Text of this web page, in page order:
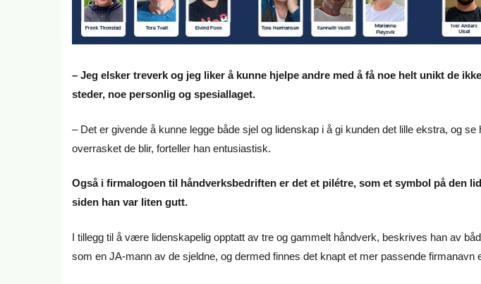
– Jeg elsker treverk og jeg liker å kunne hjelpe andre med å få noe helt unikt de
steder, noe personlig og spesiallaget.
– Det er givende å kunne legge både sjel og lidenskap i å gi kunden det lille ekstra, og se
overrasket de blir, forteller han entusiastisk.
Også i firmalogoen til håndverksbedriften er det et pilétre, som et symbol på den
siden han var liten gutt.
I tillegg til å være lidenskapelig opptatt av tre og gammelt håndverk, beskrives han av
som en JA-mann av de sjeldne, og dermed finnes det knapt et mer passende firmanavn